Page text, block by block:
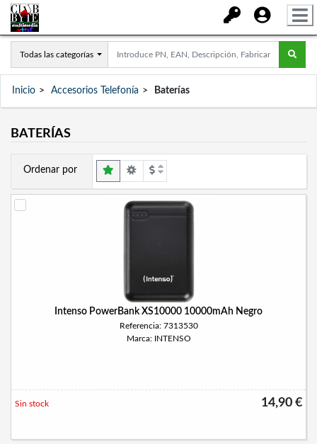
Todas las categorías
Inicio Accesorios Telefonía Baterías
BATERÍAS
Ordenar por
Intenso PowerBank XS10000 10000mAh Negro
Referencia: 7313530
Marca: INTENSO
14,90 €
Sin stock